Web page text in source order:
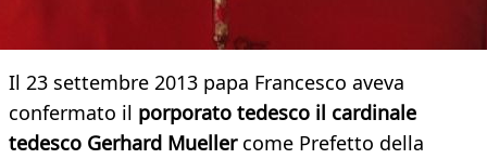
Il 23 settembre 2013 papa Francesco aveva
confermato il porporato tedesco il cardinale
tedesco Gerhard Muellercome Prefetto della